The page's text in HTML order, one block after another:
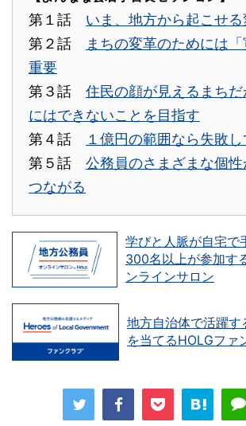
第１話 いま、地方から起こせ
第２話
まちの変革のためには
重要
第３話 住民の顔が見えるまち
にはできないことを目指す
第４話
１億円の範囲なら失敗
第５話 公務員のさまざまな個
つながる
学びと人脈が自宅で
300名以上が参加す
ンラインサロン
地方自治体で活躍
を当てるHOLGファ